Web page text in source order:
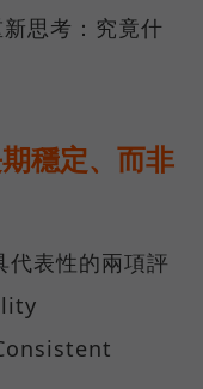
思考：究竟什
穩定、而非
表性的兩項評